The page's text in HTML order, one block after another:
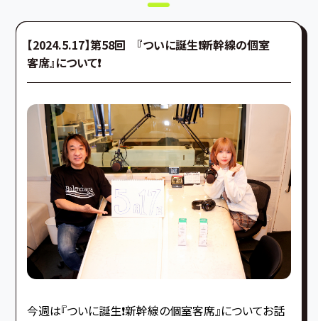
【2024.5.17】第58回 『ついに誕生❗️新幹線の個室
客席』について❗️
今週は『ついに誕生❗️新幹線の個室客席』についてお話